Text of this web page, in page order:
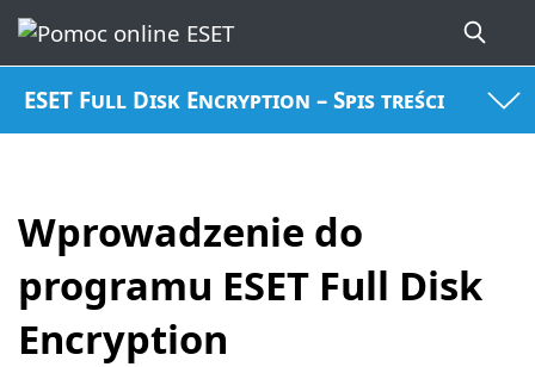
ESET Full Disk Encryption – Spis treści
Wprowadzenie do
programu ESET Full Disk
Encryption